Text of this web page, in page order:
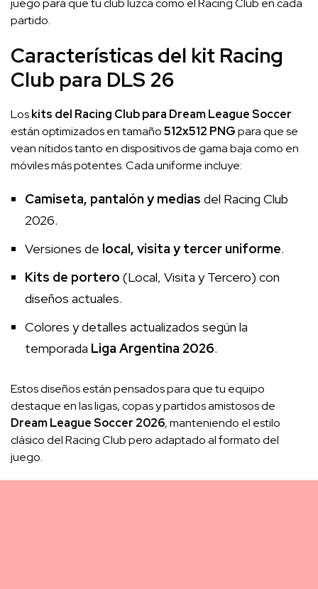
juego para que tu club luzca como el Racing Club en cada
partido.
Características del kit Racing
Club para DLS 26
Loskits del Racing Club para Dream League Soccer
están optimizados en tamaño512x512 PNGpara que se
vean nítidos tanto en dispositivos de gama baja como en
móviles más potentes. Cada uniforme incluye:
Camiseta, pantalón y medias del Racing Club
2026.
Versiones de local, visita y tercer uniforme.
Kits de portero (Local, Visita y Tercero) con
diseños actuales.
Colores y detalles actualizados según la
temporada Liga Argentina 2026.
Estos diseños están pensados para que tu equipo
destaque en las ligas, copas y partidos amistosos de
Dream League Soccer 2026, manteniendo el estilo
clásico del Racing Club pero adaptado al formato del
juego.